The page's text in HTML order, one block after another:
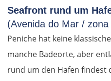
Seafront rund um
(Avenida do Mar / zona
Peniche hat keine
manche Badeorte, aber
rund um den Hafen findest
Rosenheim
Österreich
Salzburg